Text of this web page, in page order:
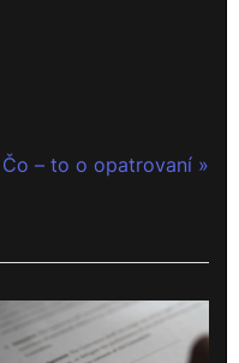
N
t
P
Čo – to o opatrovaní